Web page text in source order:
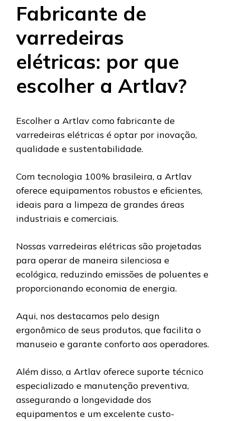
Fabricante de
varredeiras
elétricas: por que
escolher a Artlav?
Escolher a Artlav como fabricante de
varredeiras elétricas é optar por inovação,
qualidade e sustentabilidade.
Com tecnologia 100% brasileira, a Artlav
oferece equipamentos robustos e eficientes,
ideais para a limpeza de grandes áreas
industriais e comerciais.
Nossas varredeiras elétricas são projetadas
para operar de maneira silenciosa e
ecológica, reduzindo emissões de poluentes e
proporcionando economia de energia.
Aqui, nos destacamos pelo design
ergonômico de seus produtos, que facilita o
manuseio e garante conforto aos operadores.
Além disso, a Artlav oferece suporte técnico
especializado e manutenção preventiva,
assegurando a longevidade dos
equipamentos e um excelente custo-